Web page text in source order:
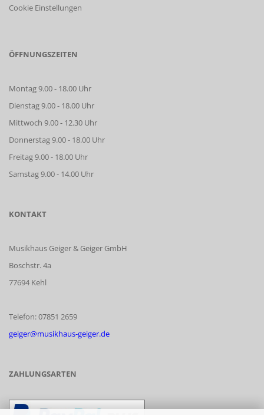
Cookie Einstellungen
ÖFFNUNGSZEITEN
Montag 9.00 - 18.00 Uhr
Dienstag 9.00 - 18.00 Uhr
Mittwoch 9.00 - 12.30 Uhr
Donnerstag 9.00 - 18.00 Uhr
Freitag 9.00 - 18.00 Uhr
Samstag 9.00 - 14.00 Uhr
KONTAKT
Musikhaus Geiger & Geiger GmbH
Boschstr. 4a
77694 Kehl
Telefon: 07851 2659
geiger@musikhaus-geiger.de
ZAHLUNGSARTEN